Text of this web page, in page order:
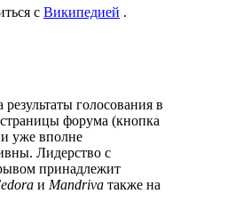
с Википедией .
результаты голосования в
форума (кнопка
уже вполне
Лидерство с
принадлежит
и Mandriva также на